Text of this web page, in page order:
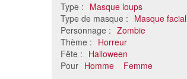
Type : Masque loups
Type de masque : Masque facial
Personnage : Zombie
Thème : Horreur
Fête : Halloween
Pour Homme Femme
Masque de tigre en carton
6.71 €